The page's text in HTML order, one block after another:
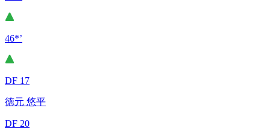
46*’
DF 17
徳元 悠平
DF 20